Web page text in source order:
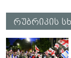
რუბრიკის